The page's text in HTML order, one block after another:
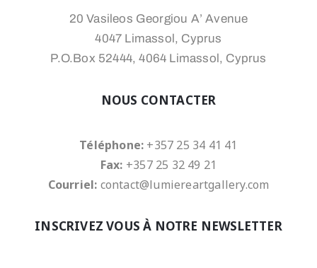
20 Vasileos Georgiou A’ Avenue
4047 Limassol, Cyprus
P.O.Box 52444, 4064 Limassol, Cyprus
NOUS CONTACTER
Téléphone: +357 25 34 41 41
Fax: +357 25 32 49 21
Courriel: contact@lumiereartgallery.com
INSCRIVEZ VOUS À NOTRE NEWSLETTER